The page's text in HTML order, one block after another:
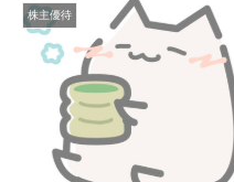
株主優待